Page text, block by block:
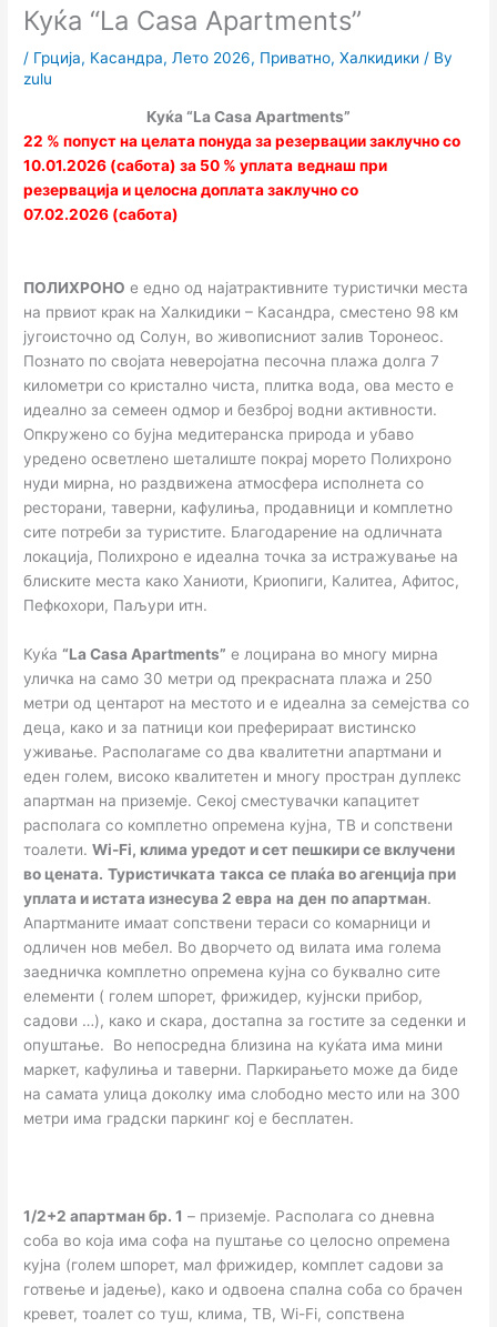
Куќа “La Casa Apartments”
/ Грција, Касандра, Лето 2026, Приватно,Халкидики / By
zulu
Куќа “La Casa Apartments”
22 % попуст на целата понуда за резервациизаклучно со
10.01.2026 (сабота) за 50 % уплата веднаш при
резервација и целосна доплата заклучно со
07.02.2026 (сабота)
ПОЛИХРОНО е едно од најатрактивните туристички места
на првиот крак на Халкидики – Касандра, сместено 98 км
југоисточно од Солун, во живописниот залив Торонеос.
Познато по својата неверојатна песочна плажа долга 7
километри со кристално чиста, плитка вода, ова место е
идеално за семеен одмор и безброј водни активности.
Опкружено со бујна медитеранска природа и убаво
уредено осветлено шеталиште покрај морето Полихроно
нуди мирна, но раздвижена атмосфера исполнета со
ресторани, таверни, кафулиња, продавници и комплетно
сите потреби за туристите. Благодарение на одличната
локација, Полихроно е идеална точка за истражување на
блиските места како Ханиоти, Криопиги, Калитеа, Афитос,
Пефкохори, Паљури итн.
Куќа“La Casa Apartments” е лоцирана во многу мирна
уличка на само 30 метри од прекрасната плажа и 250
метри од центарот на местото и е идеална за семејства со
деца, како и за патници кои преферираат вистинско
уживање. Располагаме со два квалитетни апартмани и
еден голем, високо квалитетен и многу простран дуплекс
апартман на приземје. Секој сместувачки капацитет
располага со комплетно опремена кујна, ТВ и сопствени
тоалети.Wi-Fi, клима уредот и сет пешкири се вклучени
во цената. Туристичката такса се плаќа во агенција при
уплата и истата изнесува 2 евра на ден по апартман.
Апартманите имаат сопствени тераси со комарници и
одличен нов мебел. Во дворчето од вилата има голема
заедничка комплетно опремена кујна со буквално сите
елементи ( голем шпорет, фрижидер, кујнски прибор,
садови …), како и скара, достапна за гостите за седенки и
опуштање. Во непосредна близина на куќата има мини
маркет, кафулиња и таверни. Паркирањето може да биде
на самата улица доколку има слободно место или на 300
метри има градски паркинг кој е бесплатен.
1/2+2 апартман бр. 1 – приземје. Располага со дневна
соба во која има софа на пуштање со целосно опремена
кујна (голем шпорет, мал фрижидер, комплет садови за
готвење и јадење), како и одвоена спална соба со брачен
кревет, тоалет со туш, клима, ТВ, Wi-Fi, сопствена